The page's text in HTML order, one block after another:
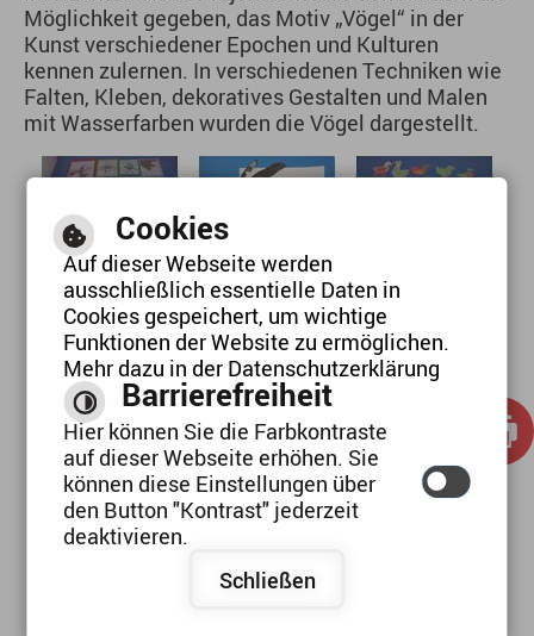
Kreativität Kreativität
Möglichkeit gegeben, das Motiv „Vögel“ in der
Kunst verschiedener Epochen und Kulturen
kennen zulernen. In verschiedenen Techniken wie
Falten, Kleben, dekoratives Gestalten und Malen
mit Wasserfarben wurden die Vögel dargestellt.
Cookies
Auf dieser Webseite werden
ausschließlich essentielle Daten in
Cookies gespeichert, um wichtige
Funktionen der Website zu ermöglichen.
Mehr dazu in der Datenschutzerklärung
Barrierefreiheit
Hier können Sie die Farbkontraste
auf dieser Webseite erhöhen. Sie
können diese Einstellungen über
den Button "Kontrast" jederzeit
deaktivieren.
Schließen